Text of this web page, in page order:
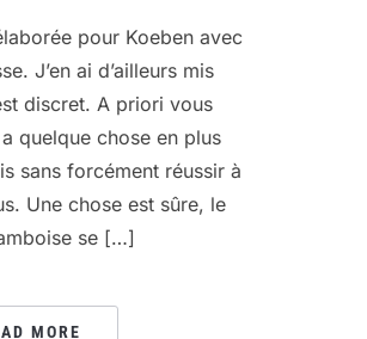
pour Koeben avec
J’en ai d’ailleurs mis
discret. A priori vous
quelque chose en plus
sans forcément réussir à
Une chose est sûre, le
se […]
MORE